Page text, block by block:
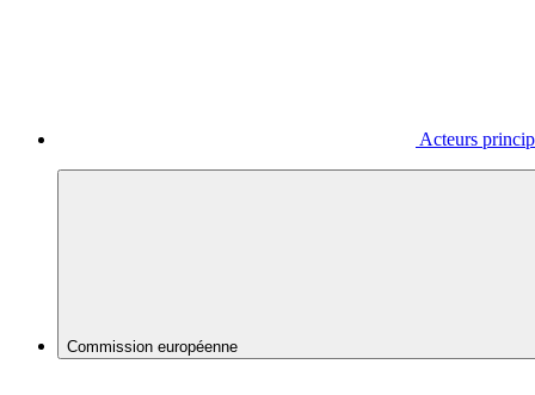
Acteurs
Commission européenne